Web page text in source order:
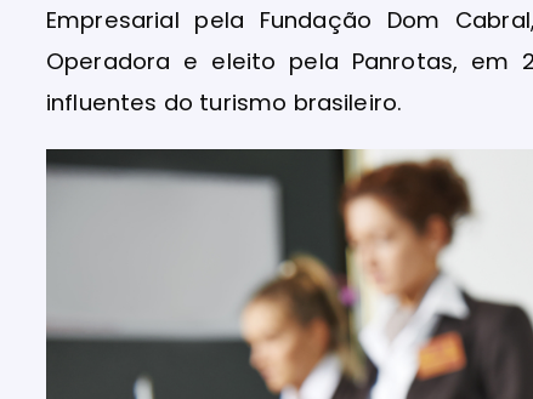
Empresarial pela Fundação Dom
Operadora e eleito pela Panrotas, em
influentes do turismo brasileiro.